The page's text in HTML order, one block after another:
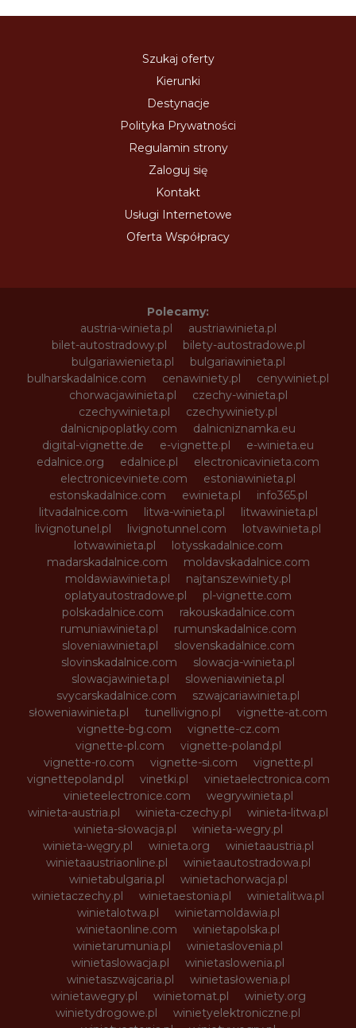
Szukaj oferty
Kierunki
Destynacje
Polityka Prywatności
Regulamin strony
Zaloguj się
Kontakt
Usługi Internetowe
Oferta Współpracy
Polecamy:
austria-winieta.pl
austriawinieta.pl
bilet-autostradowy.pl
bilety-autostradowe.pl
bulgariawienieta.pl
bulgariawinieta.pl
bulharskadalnice.com
cenawiniety.pl
cenywiniet.pl
chorwacjawinieta.pl
czechy-winieta.pl
czechywinieta.pl
czechywiniety.pl
dalnicnipoplatky.com
dalnicniznamka.eu
digital-vignette.de
e-vignette.pl
e-winieta.eu
edalnice.org
edalnice.pl
electronicavinieta.com
electroniceviniete.com
estoniawinieta.pl
estonskadalnice.com
ewinieta.pl
info365.pl
litvadalnice.com
litwa-winieta.pl
litwawinieta.pl
livignotunel.pl
livignotunnel.com
lotvawinieta.pl
lotwawinieta.pl
lotysskadalnice.com
madarskadalnice.com
moldavskadalnice.com
moldawiawinieta.pl
najtanszewiniety.pl
oplatyautostradowe.pl
pl-vignette.com
polskadalnice.com
rakouskadalnice.com
rumuniawinieta.pl
rumunskadalnice.com
sloveniawinieta.pl
slovenskadalnice.com
slovinskadalnice.com
slowacja-winieta.pl
slowacjawinieta.pl
sloweniawinieta.pl
svycarskadalnice.com
szwajcariawinieta.pl
słoweniawinieta.pl
tunellivigno.pl
vignette-at.com
vignette-bg.com
vignette-cz.com
vignette-pl.com
vignette-poland.pl
vignette-ro.com
vignette-si.com
vignette.pl
vignettepoland.pl
vinetki.pl
vinietaelectronica.com
vinieteelectronice.com
wegrywinieta.pl
winieta-austria.pl
winieta-czechy.pl
winieta-litwa.pl
winieta-słowacja.pl
winieta-wegry.pl
winieta-węgry.pl
winieta.org
winietaaustria.pl
winietaaustriaonline.pl
winietaautostradowa.pl
winietabulgaria.pl
winietachorwacja.pl
winietaczechy.pl
winietaestonia.pl
winietalitwa.pl
winietalotwa.pl
winietamoldawia.pl
winietaonline.com
winietapolska.pl
winietarumunia.pl
winietaslovenia.pl
winietaslowacja.pl
winietaslowenia.pl
winietaszwajcaria.pl
winietasłowenia.pl
winietawegry.pl
winietomat.pl
winiety.org
winietydrogowe.pl
winietyelektroniczne.pl